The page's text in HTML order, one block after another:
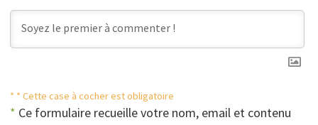
* * Cette case à cocher est obligatoire
* Ce formulaire recueille votre nom, email et contenu